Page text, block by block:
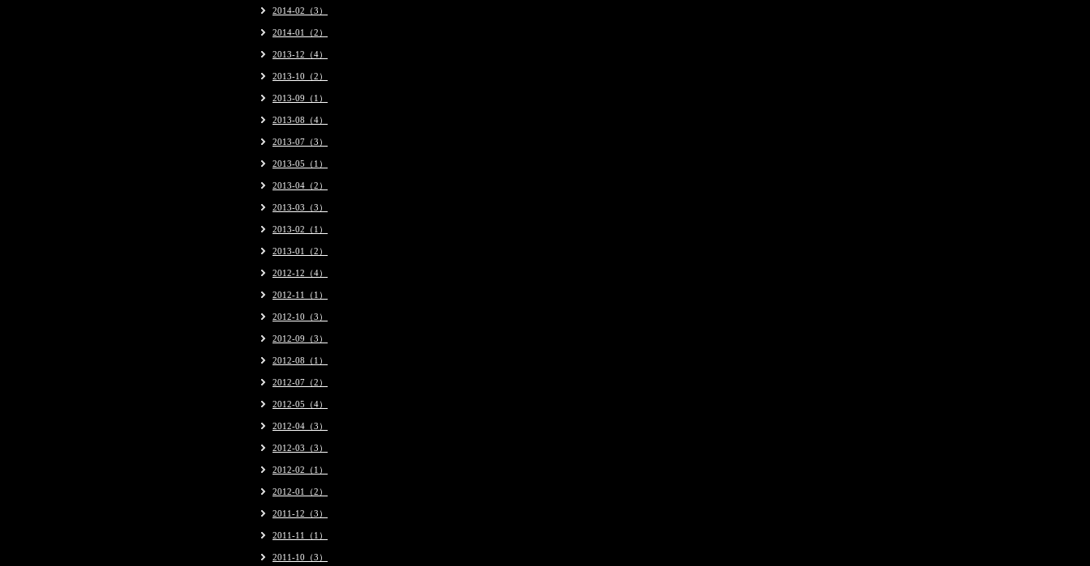
2014-02（3）
2014-01（2）
2013-12（4）
2013-10（2）
2013-09（1）
2013-08（4）
2013-07（3）
2013-05（1）
2013-04（2）
2013-03（3）
2013-02（1）
2013-01（2）
2012-12（4）
2012-11（1）
2012-10（3）
2012-09（3）
2012-08（1）
2012-07（2）
2012-05（4）
2012-04（3）
2012-03（3）
2012-02（1）
2012-01（2）
2011-12（3）
2011-11（1）
2011-10（3）